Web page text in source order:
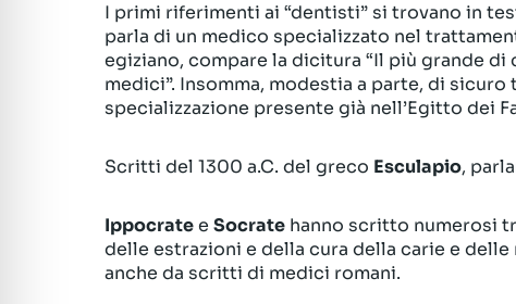
I primi riferimenti ai “dentisti” si trovano in
parla di un medico specializzato nel
egiziano, compare la dicitura “Il più grande
medici”. Insomma, modestia a parte, di
specializzazione presente già nell’Egitto dei
Scritti del 1300 a.C. del greco Esculapio,
Ippocratee Socrate hanno scritto numerosi
delle estrazioni e della cura della carie e
anche da scritti di medici romani.